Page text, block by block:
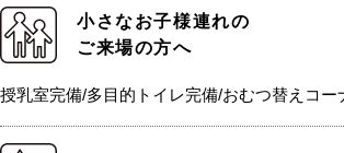
小さなお子様連れの
ご来場の方へ
授乳室完備/多目的トイレ完備/おむつ替えコー